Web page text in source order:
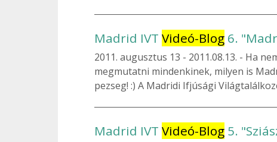
Madrid IVT Videó-Blog 6.
2011. augusztus 13
2011.08.13. - Ha
megmutatni mindenkinek, milyen is
pezseg! :) A Madridi Ifjúsági
Madrid IVT Videó-Blog 5.